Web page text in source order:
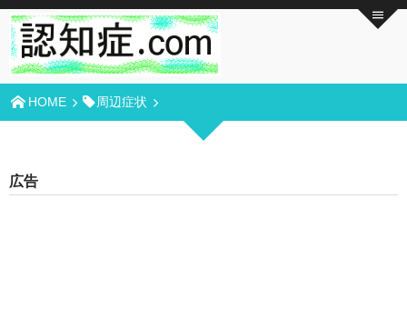
HOME 周辺症状
広告